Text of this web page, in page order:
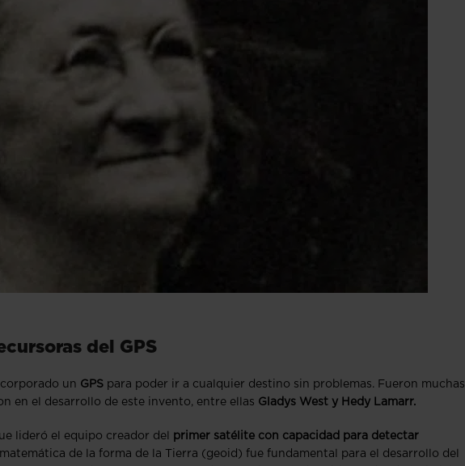
del GPS
un GPS para poder ir a cualquier destino sin problemas. Fueron muchas
en el desarrollo de este invento, entre ellas Gladys West y Hedy Lamarr.
lideró el equipo creador del
primer satélite con capacidad para detectar
de la forma de la Tierra (geoid) fue fundamental para el desarrollo del